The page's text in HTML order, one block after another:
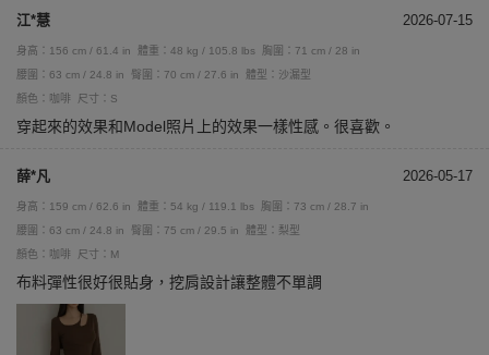
江*慧 2026-07-15
身高：156 cm / 61.4 in 體重：48 kg / 105.8 lbs
胸圍：71 cm / 28 in
腰圍：63 cm / 24.8 in
臀圍：70 cm / 27.6 in
體型：沙漏型
顏色：咖啡
尺寸：S
穿起來的效果和Model照片上的效果一樣性感。很喜歡。
薛*凡 2026-05-17
身高：159 cm / 62.6 in 體重：54 kg / 119.1 lbs
胸圍：73 cm / 28.7 in
腰圍：63 cm / 24.8 in
臀圍：75 cm / 29.5 in
體型：梨型
顏色：咖啡
尺寸：M
布料彈性很好很貼身，挖肩設計讓整體不單調